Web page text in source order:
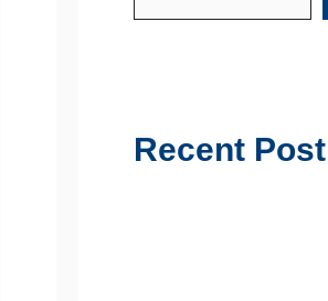
Recent Post